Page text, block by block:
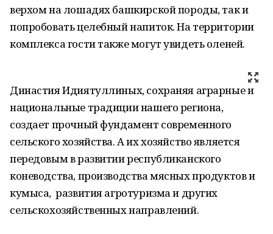
верхом на лошадях башкирской породы, так и
попробовать целебный напиток. На территории
комплекса гости также могут увидеть оленей.
Династия Идиятуллиных, сохраняя аграрные и
национальные традиции нашего региона,
создает прочный фундамент современного
сельского хозяйства. А их хозяйство является
передовым в развитии республиканского
коневодства, производства мясных продуктов и
кумыса, развития агротуризма и других
сельскохозяйственных направлений.